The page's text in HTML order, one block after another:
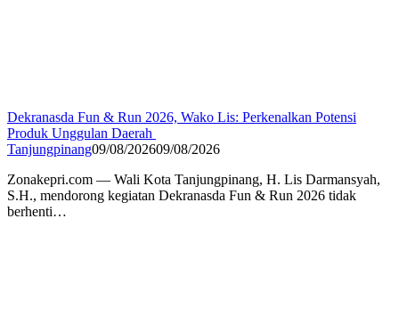
Dekranasda Fun & Run 2026, Wako Lis: Perkenalkan Potensi
Produk Unggulan Daerah
Tanjungpinang09/08/202609/08/2026
Zonakepri.com — Wali Kota Tanjungpinang, H. Lis Darmansyah,
S.H., mendorong kegiatan Dekranasda Fun & Run 2026 tidak
berhenti…